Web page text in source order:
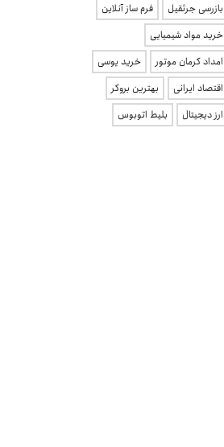
بازرسی جرثقیل
فرم ساز آنلاین
خرید مواد شیمیایی
امداد کرمان موتور
خرید یوسی
اقتصاد ایرانی
بهترین بروکر
ارز دیجیتال
بلیط اتوبوس